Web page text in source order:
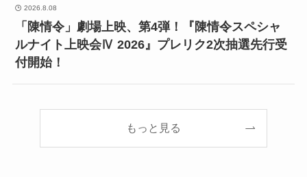
2026.8.08
「陳情令」劇場上映、第4弾！『陳情令スペシャ
ルナイト上映会Ⅳ 2026』プレリク2次抽選先行受
付開始！
もっと見る